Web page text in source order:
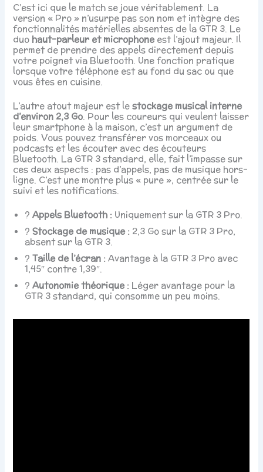
C’est ici que le match se joue véritablement. La
version « Pro » n’usurpe pas son nom et intègre des
fonctionnalités matérielles absentes de la GTR 3. Le
duo haut-parleur et microphoneest l’ajout majeur. Il
permet de prendre des appels directement depuis
votre poignet via Bluetooth. Une fonction pratique
lorsque votre téléphone est au fond du sac ou que
vous êtes en cuisine.
L’autre atout majeur est lestockage musical interne
d’environ 2,3 Go. Pour les coureurs qui veulent laisser
leur smartphone à la maison, c’est un argument de
poids. Vous pouvez transférer vos morceaux ou
podcasts et les écouter avec des écouteurs
Bluetooth. La GTR 3 standard, elle, fait l’impasse sur
ces deux aspects : pas d’appels, pas de musique hors-
ligne. C’est une montre plus « pure », centrée sur le
suivi et les notifications.
?️Appels Bluetooth : Uniquement sur la GTR 3 Pro.
?Stockage de musique : 2,3 Go sur la GTR 3 Pro,
absent sur la GTR 3.
?️Taille de l’écran :Avantage à la GTR 3 Pro avec
1,45″ contre 1,39″.
?Autonomie théorique : Léger avantage pour la
GTR 3 standard, qui consomme un peu moins.